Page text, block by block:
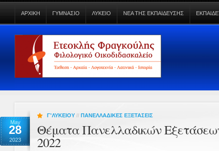
ΑΡΧΙΚΗ ΓΥΜΝΑΣΙΟ ΛΥΚΕΙΟ ΝΕΑ ΤΗΣ ΕΚΠΑΙΔΕΥΣΗΣ
May
28
2023
Γ'ΛΥΚΕΙΟΥ // ΠΑΝΕΛΛΑΔΙΚΕΣ ΕΞΕΤΑΣΕΙΣ
Θέματα Πανελλαδικών
2022